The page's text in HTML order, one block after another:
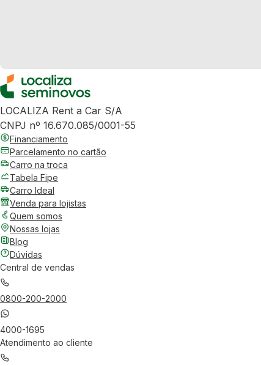
LOCALIZA Rent a Car S/A
CNPJ nº 16.670.085/0001-55
Financiamento
Parcelamento no cartão
Carro na troca
Tabela Fipe
Carro Ideal
Venda para lojistas
Quem somos
Nossas lojas
Blog
Dúvidas
Central de vendas
0800-200-2000
4000-1695
Atendimento ao cliente